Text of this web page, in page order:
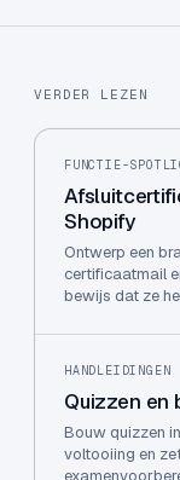
VERDER LEZEN
FUNCTIE-
Shopify
Ontwerp een
certificaatmail
bewijs dat ze
HANDLEIDINGEN
Quizzen en
Bouw quizzen
voltooiing en